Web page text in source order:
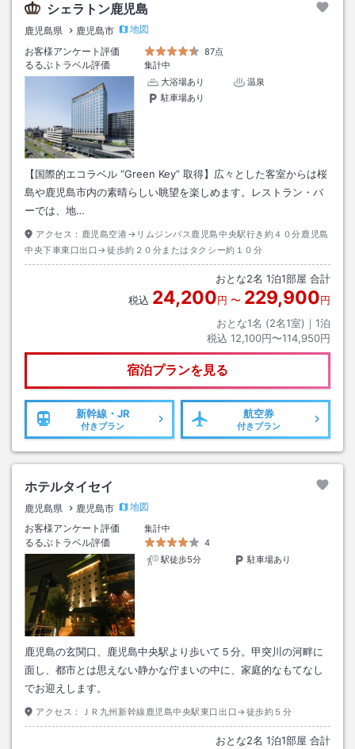
シェラトン鹿児島
鹿児島県 鹿児島市
地図
お客様アンケート評価
87点
るるぶトラベル評価
集計中
大浴場あり
温泉
駐車場あり
【国際的エコラベル “Green Key” 取得】広々とした客室からは桜
島や鹿児島市内の素晴らしい眺望を楽しめます。レストラン・バ
ーでは、地…
アクセス： 鹿児島空港→リムジンバス鹿児島中央駅行き約４０分鹿児島
中央下車東口出口→徒歩約２０分またはタクシー約１０分
おとな2名 1泊1部屋 合計
税込 24,200円 〜 229,900円
おとな1名 (2名1室)｜ 1泊
税込 12,100円〜114,950円
宿泊プランを見る
新幹線・JR
付きプラン
航空券
付きプラン
ホテルタイセイ
鹿児島県 鹿児島市
地図
お客様アンケート評価
集計中
るるぶトラベル評価
4
駅徒歩5分
駐車場あり
鹿児島の玄関口、鹿児島中央駅より歩いて５分。甲突川の河畔に
面し、都市とは思えない静かな佇まいの中に、家庭的なもてなし
でお迎えします。
アクセス： ＪＲ九州新幹線鹿児島中央駅東口出口→徒歩約５分
おとな2名 1泊1部屋 合計